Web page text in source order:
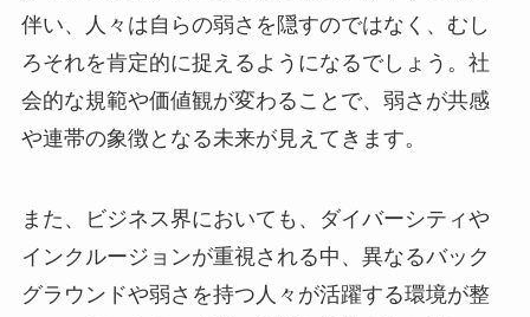
伴い、人々は自らの弱さを隠すのではなく、むし
ろそれを肯定的に捉えるようになるでしょう。社
会的な規範や価値観が変わることで、弱さが共感
や連帯の象徴となる未来が見えてきます。
また、ビジネス界においても、ダイバーシティや
インクルージョンが重視される中、異なるバック
グラウンドや弱さを持つ人々が活躍する環境が整